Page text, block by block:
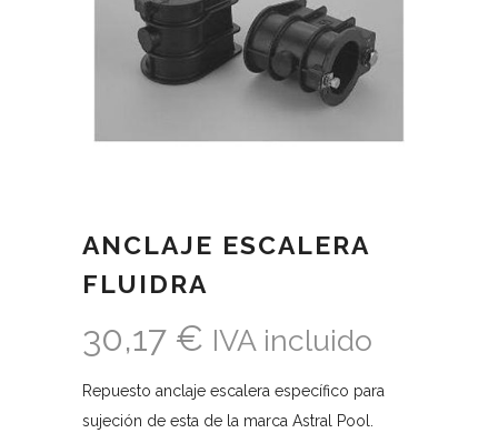
ANCLAJE ESCALERA
FLUIDRA
30,17 € IVA incluido
Repuesto anclaje escalera específico para
sujeción de esta de la marca Astral Pool.